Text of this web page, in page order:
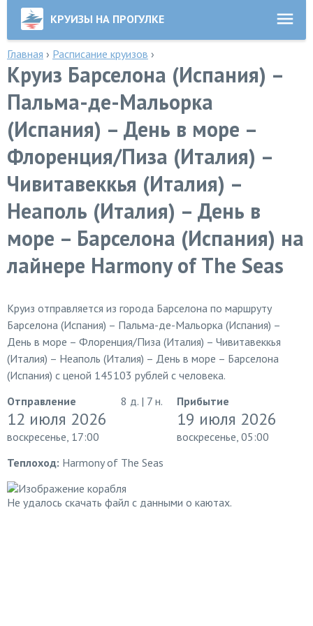
КРУИЗЫ НА ПРОГУЛКЕ
Главная › Расписание круизов ›
Круиз Барселона (Испания) –
Пальма-де-Мальорка
(Испания) – День в море –
Флоренция/Пиза (Италия) –
Чивитавеккья (Италия) –
Неаполь (Италия) – День в
море – Барселона (Испания) на
лайнере Harmony of The Seas
Круиз отправляется из города Барселона по маршруту
Барселона (Испания) – Пальма-де-Мальорка (Испания) –
День в море – Флоренция/Пиза (Италия) – Чивитавеккья
(Италия) – Неаполь (Италия) – День в море – Барселона
(Испания) с ценой 145103 рублей с человека.
Отправление
12 июля 2026
воскресенье, 17:00
8 д. | 7 н. Прибытие
19 июля 2026
воскресенье, 05:00
Теплоход: Harmony of The Seas
Не удалось скачать файл с данными о каютах.